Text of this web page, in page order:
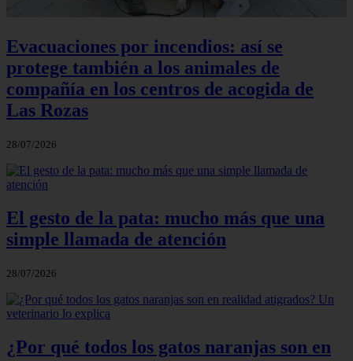
Evacuaciones por incendios: así se
protege también a los animales de
compañía en los centros de acogida de
Las Rozas
28/07/2026
El gesto de la pata: mucho más que una
simple llamada de atención
28/07/2026
¿Por qué todos los gatos naranjas son en